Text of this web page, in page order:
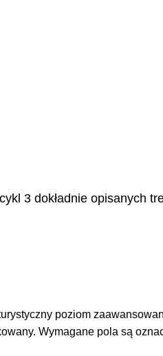
3 dokładnie opisanych
poziom
Wymagane pola są